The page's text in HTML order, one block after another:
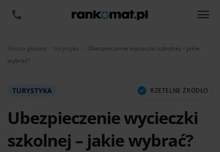
Strona główna turystyka Aktualnie:
Ubezpieczenie wycieczki szkolnej – jakie
wybrać?
TURYSTYKA RZETELNE ŹRÓDŁO
Ubezpieczenie wycieczki
szkolnej – jakie wybrać?